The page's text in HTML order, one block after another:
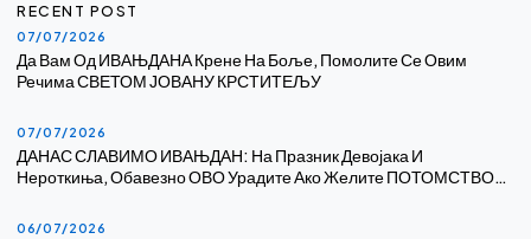
RECENT POST
07/07/2026
Да Вам Од ИВАЊДАНА Крене На Боље, Помолите Се Овим
Речима СВЕТОМ ЈОВАНУ КРСТИТЕЉУ
07/07/2026
ДАНАС СЛАВИМО ИВАЊДАН: На Празник Девојака И
Нероткиња, Обавезно ОВО Урадите Ако Желите ПОТОМСТВО…
06/07/2026